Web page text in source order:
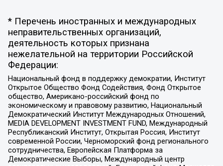
* Перечень иностранных и международных
неправительственных организаций,
деятельность которых признана
нежелательной на территории Российской
Федерации:
Национальный фонд в поддержку демократии, Институт
Открытое Общество Фонд Содействия, Фонд Открытое
общество, Американо-российский фонд по
экономическому и правовому развитию, Национальный
Демократический Институт Международных Отношений,
MEDIA DEVELOPMENT INVESTMENT FUND, Международный
Республиканский Институт, Открытая Россия, Институт
современной России, Черноморский фонд регионального
сотрудничества, Европейская Платформа за
Демократические Выборы, Международный центр